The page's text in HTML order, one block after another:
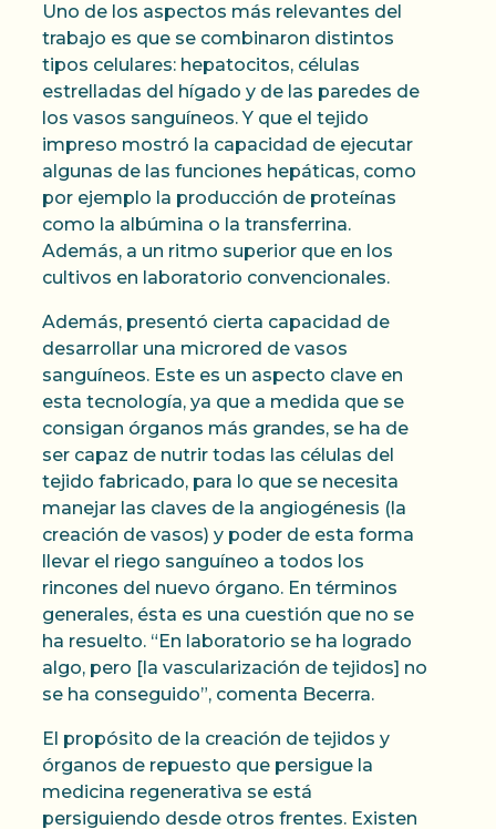
Uno de los aspectos más relevantes del
trabajo es que se combinaron distintos
tipos celulares: hepatocitos, células
estrelladas del hígado y de las paredes de
los vasos sanguíneos. Y que el tejido
impreso mostró la capacidad de ejecutar
algunas de las funciones hepáticas, como
por ejemplo la producción de proteínas
como la albúmina o la transferrina.
Además, a un ritmo superior que en los
cultivos en laboratorio convencionales.
Además, presentó cierta capacidad de
desarrollar una microred de vasos
sanguíneos. Este es un aspecto clave en
esta tecnología, ya que a medida que se
consigan órganos más grandes, se ha de
ser capaz de nutrir todas las células del
tejido fabricado, para lo que se necesita
manejar las claves de la angiogénesis (la
creación de vasos) y poder de esta forma
llevar el riego sanguíneo a todos los
rincones del nuevo órgano. En términos
generales, ésta es una cuestión que no se
ha resuelto. “En laboratorio se ha logrado
algo, pero [la vascularización de tejidos] no
se ha conseguido”, comenta Becerra.
El propósito de la creación de tejidos y
órganos de repuesto que persigue la
medicina regenerativa se está
persiguiendo desde otros frentes. Existen